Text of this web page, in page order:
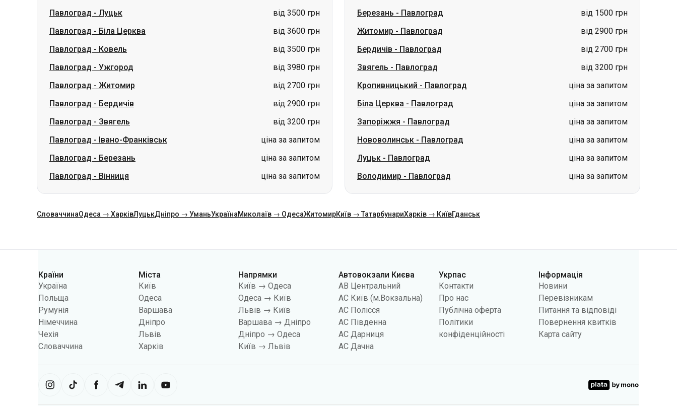
Павлоград - Луцьк
від 3500 грн
Павлоград - Біла Церква
від 3600 грн
Павлоград - Ковель
від 3500 грн
Павлоград - Ужгород
від 3980 грн
Павлоград - Житомир
від 2700 грн
Павлоград - Бердичів
від 2900 грн
Павлоград - Звягель
від 3200 грн
Павлоград - Івано-Франківськ
ціна за запитом
Павлоград - Березань
ціна за запитом
Павлоград - Вінниця ціна за запитом
Березань - Павлоград
від 1500 грн
Житомир - Павлоград
від 2900 грн
Бердичів - Павлоград
від 2700 грн
Звягель - Павлоград
від 3200 грн
Кропивницький - Павлоград
ціна за запитом
Біла Церква - Павлоград
ціна за запитом
Запоріжжя - Павлоград
ціна за запитом
Нововолинськ - Павлоград
ціна за запитом
Луцьк - Павлоград
ціна за запитом
Володимир - Павлоград ціна за запитом
СловаччинаОдеса → ХарківЛуцькДніпро → УманьУкраїнаМиколаїв → ОдесаЖитомирКиїв → ТатарбунариХарків → КиївГданськ
Категорії
Країни
Україна
Польща
Румунія
Німеччина
Чехія
Словаччина
Міста
Київ
Одеса
Варшава
Дніпро
Львів
Харків
Напрямки
Київ → Одеса
Одеса → Київ
Львів → Київ
Варшава → Дніпро
Дніпро → Одеса
Київ → Львів
Автовокзали Києва
АВ Центральний
АС Київ (м.Вокзальна)
АС Полісся
АС Південна
АС Дарниця
АС Дачна
Укрпас
Контакти
Про нас
Публічна оферта
Політики
конфіденційності
Інформація
Новини
Перевізникам
Питання та відповіді
Повернення квитків
Карта сайту